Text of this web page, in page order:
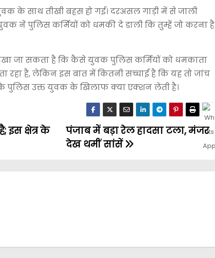
के साथ तीखी बहस हो गई। दरअसल गाड़ी में से जाली
ने पुलिस कर्मियों को धमकी दे डाली कि तुम्हें जो करना है
जा सकता है कि कैसे युवक पुलिस कर्मियों को धमकाता
रहा है, लेकिन इस बात में कितनी सच्चाई है कि यह तो जांच
पुलिस उक्त युवक के खिलाफ क्या एक्शन लेती है।
पंजाब में बड़ा रेल हादसा टला, मंजर
देख थमीं सांसें
इस क्षेत्र के